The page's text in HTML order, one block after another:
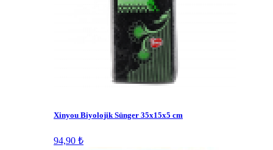
Xinyou Biyolojik Sünger 35x15x5 cm
94,90 ₺